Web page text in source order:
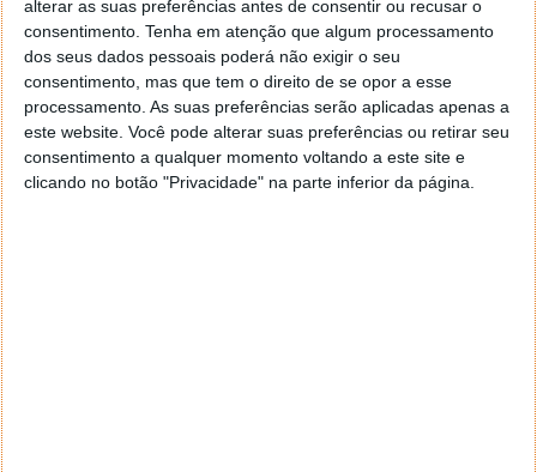
alterar as suas preferências antes de consentir ou recusar o
consentimento. Tenha em atenção que algum processamento
dos seus dados pessoais poderá não exigir o seu
consentimento, mas que tem o direito de se opor a esse
processamento. As suas preferências serão aplicadas apenas a
este website. Você pode alterar suas preferências ou retirar seu
consentimento a qualquer momento voltando a este site e
clicando no botão "Privacidade" na parte inferior da página.
Músicos que utilizam aplicações de alto
desempenho
Fotógrafos
Utilizadores que recorram ao Parallels Desktop
Para todos os que tenham notado um
abrandamento na performance do seu